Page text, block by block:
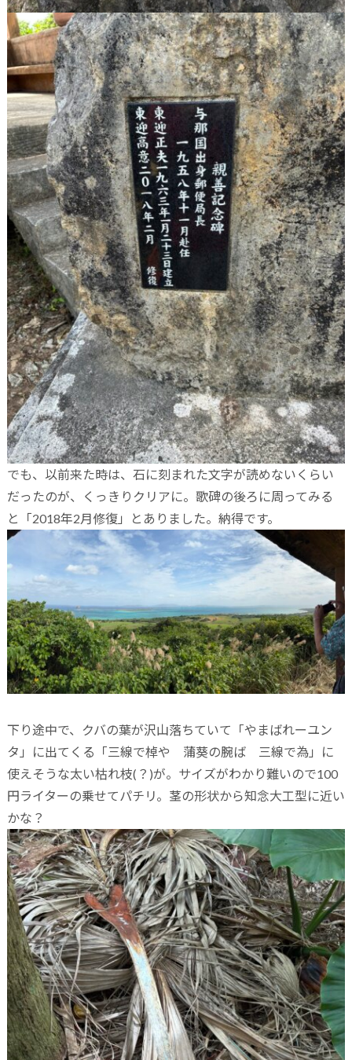
でも、以前来た時は、石に刻まれた文字が読めないくらい
だったのが、くっきりクリアに。歌碑の後ろに周ってみる
と「2018年2月修復」とありました。納得です。
下り途中で、クバの葉が沢山落ちていて「やまばれーユン
タ」に出てくる「三線で棹や 蒲葵の腕ば 三線で為」に
使えそうな太い枯れ枝(？)が。サイズがわかり難いので100
円ライターの乗せてパチリ。茎の形状から知念大工型に近い
かな？